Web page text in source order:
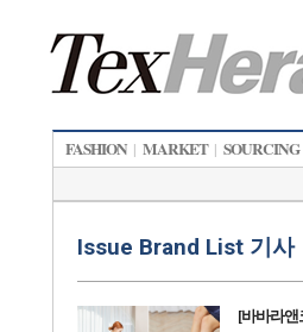
FASHION | MARKET | SOURCING
Issue Brand List 기사
[바바라앤